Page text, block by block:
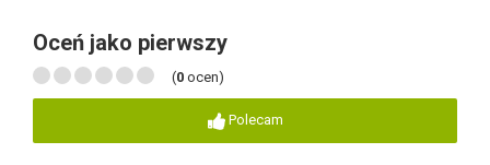
Oceń jako pierwszy
(0 ocen)
Polecam